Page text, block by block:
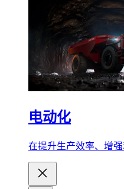
电动化
在提升生产效率、增